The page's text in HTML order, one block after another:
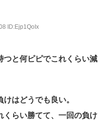
ID:Ejp1QoIx
つと何ピピでこれくらい減
はどうでも良い。
くらい勝てて、一回の負け